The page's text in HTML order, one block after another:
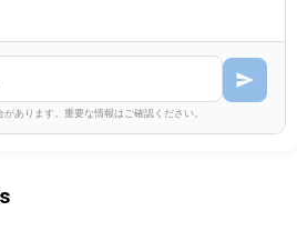
あります。重要な情報はご確認ください。